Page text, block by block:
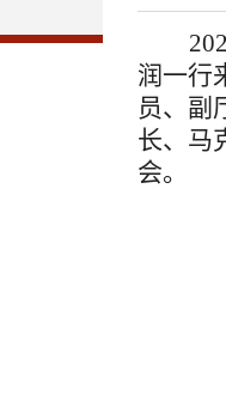
润一行
员、副
长、 马
会。